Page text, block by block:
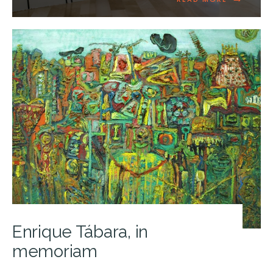
Enrique Tábara, in
memoriam